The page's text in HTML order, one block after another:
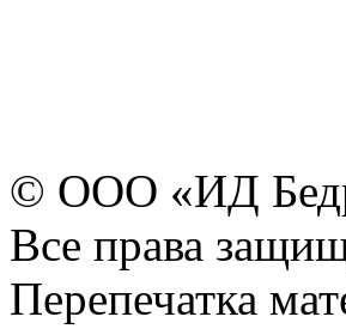
© ООО «ИД
Все права
Перепечатка